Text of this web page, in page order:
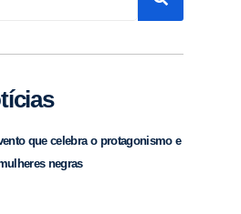
que celebra o protagonismo e
negras